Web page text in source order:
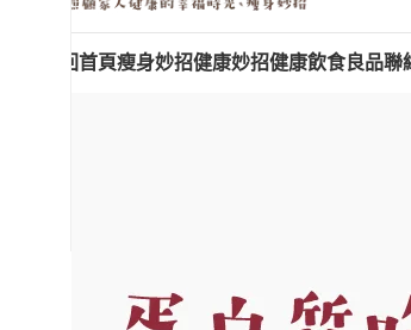
回首頁瘦身妙招健康妙招健康飲食良品聯